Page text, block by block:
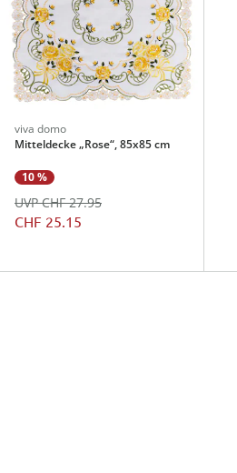
viva domo
Mitteldecke „Rose“, 85x85 cm
10 %
CHF 25.15
UVP CHF 27.95